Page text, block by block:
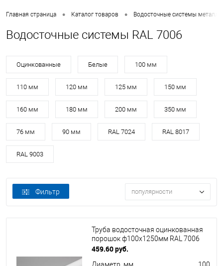
Главная страница • Каталог товаров • Водосточные системы
Водосточные системы RAL 7006
Оцинкованные Белые 100 мм
110 мм 120 мм 125 мм 150 мм
160 мм 180 мм 200 мм 350 мм
76 мм 90 мм RAL 7024 RAL 8017
RAL 9003
Фильтр популярности
Труба водосточная оцинкованная
порошок ф100х1250мм RAL 7006
459.60 руб.